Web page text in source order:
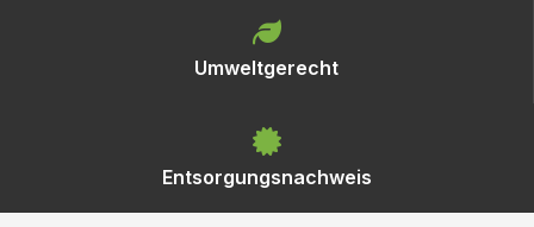
Umweltgerecht
Entsorgungsnachweis